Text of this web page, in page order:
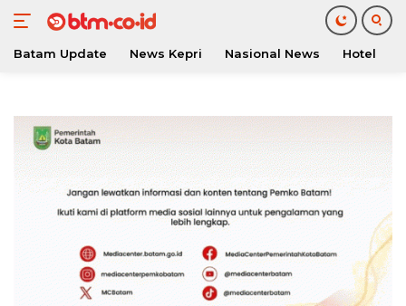
konten
Batam Update News Kepri Nasional News Hotel